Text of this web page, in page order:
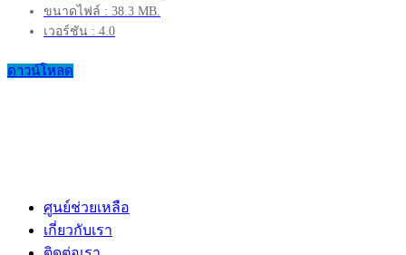
ขนาดไฟล์ : 38.3 MB.
เวอร์ชัน : 4.0
ดาวน์โหลด
ศูนย์ช่วยเหลือ
เกี่ยวกับเรา